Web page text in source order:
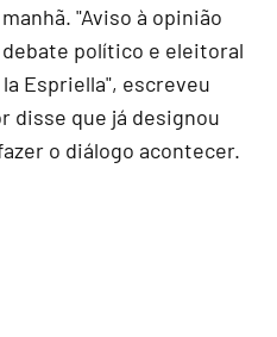
"Aviso à opinião
político e eleitoral
Espriella", escreveu
disse que já designou
o diálogo acontecer.